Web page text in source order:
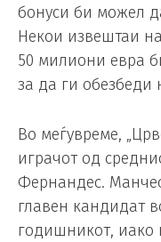
бонуси би можел
Некои извештаи
50 милиони евра
за да ги обезбеди
Во меѓувреме,
играчот од
Фернандес.
главен кандидат
годишникот, иако